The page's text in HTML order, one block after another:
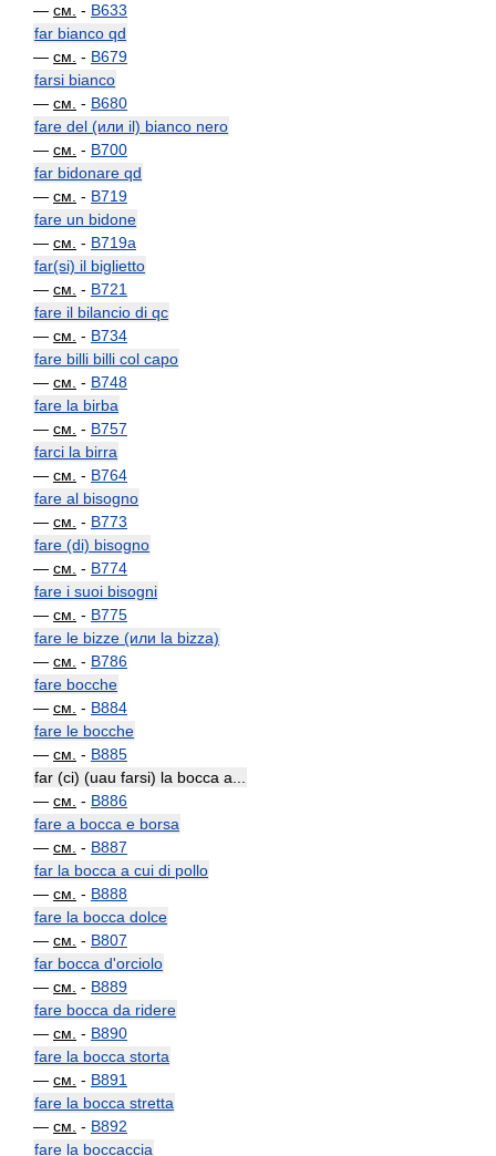
— см. - B633
far bianco qd
— см. - B679
farsi bianco
— см. - B680
fare del (или il) bianco nero
— см. - B700
far bidonare qd
— см. - B719
fare un bidone
— см. - B719a
far(si) il biglietto
— см. - B721
fare il bilancio di qc
— см. - B734
fare billi billi col capo
— см. - B748
fare la birba
— см. - B757
farci la birra
— см. - B764
fare al bisogno
— см. - B773
fare (di) bisogno
— см. - B774
fare i suoi bisogni
— см. - B775
fare le bizze (или la bizza)
— см. - B786
fare bocche
— см. - B884
fare le bocche
— см. - B885
far (ci) (uau farsi) la bocca a...
— см. - B886
fare a bocca e borsa
— см. - B887
far la bocca a cui di pollo
— см. - B888
fare la bocca dolce
— см. - B807
far bocca d'orciolo
— см. - B889
fare bocca da ridere
— см. - B890
fare la bocca storta
— см. - B891
fare la bocca stretta
— см. - B892
fare la boccaccia